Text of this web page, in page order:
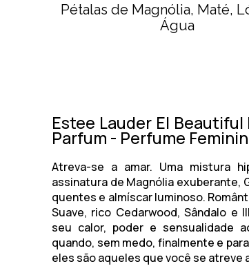
Pétalas de Magnólia, Maté,
Água
Estee Lauder El Beautiful
Parfum - Perfume
Atreva-se a amar. Uma mistura
assinatura de Magnólia exuberante,
quentes e almíscar luminoso.
Suave, rico Cedarwood, Sândalo e
seu calor, poder e sensualidade
quando, sem medo, finalmente e
eles são aqueles que você se atreve